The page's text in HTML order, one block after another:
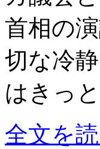
首相の
切な冷
はきっ
全文を